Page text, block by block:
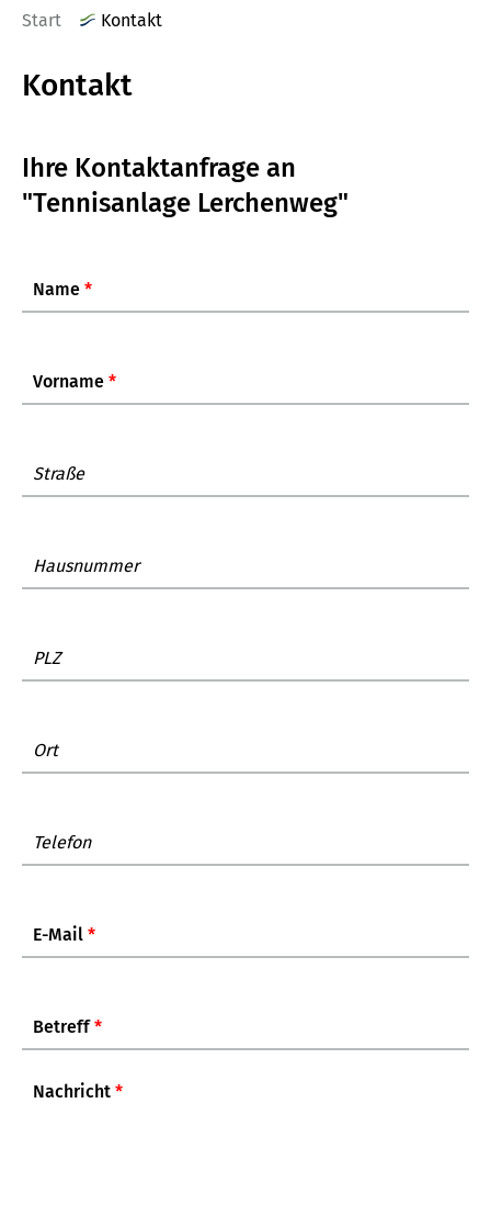
Start Kontakt
Kontakt
Ihre Kontaktanfrage an
"Tennisanlage Lerchenweg"
Name *
Vorname *
Straße
Hausnummer
PLZ
Ort
Telefon
E-Mail *
Betreff*
Nachricht *